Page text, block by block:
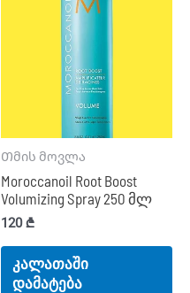
Თმის მოვლა
Moroccanoil Root Boost
Volumizing Spray 250 მლ
120₾
კალათაში
დამატება